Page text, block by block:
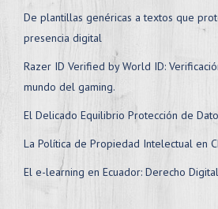
De plantillas genéricas a textos que
presencia digital
Razer ID Verified by World ID:
mundo del gaming.
El Delicado Equilibrio Protección de
La Política de Propiedad Intelectual en
El e-learning en Ecuador: Derecho